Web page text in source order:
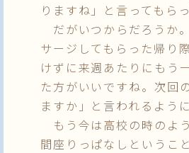
りますね」と言ってもら
だがいつからだろうか
サージしてもらった帰り
けずに来週あたりにもう
た方がいいですね。次回
ますか」と言われるよう
もう今は高校の時のよ
間座りっぱなしというこ